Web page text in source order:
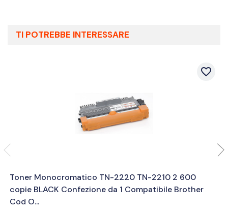
TI POTREBBE INTERESSARE
favorite_border
Toner Monocromatico TN-2220 TN-2210 2 600
copie BLACK Confezione da 1 Compatibile Brother
Cod O...